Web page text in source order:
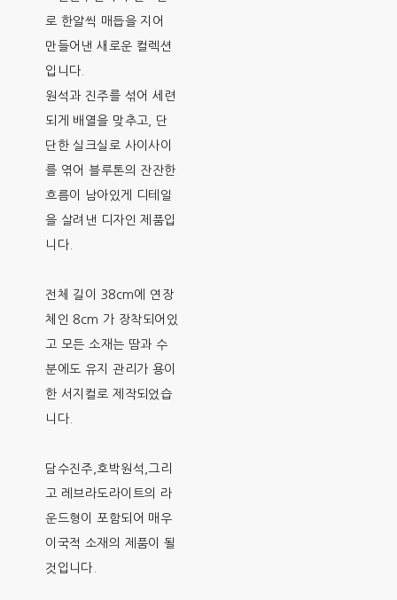
로 한알씩 매듭을 지어
만들어낸 새로운 컬렉션
입니다.
원석과 진주를 섞어 세련
되게 배열을 맞추고, 단
단한 실크실로 사이사이
를 엮어 블루톤의 잔잔한
흐름이 남아있게 디테일
을 살려낸 디자인 제품입
니다.
전체 길이 38cm에 연장
체인 8cm 가 장착되어있
고 모든 소재는 땀과 수
분에도 유지 관리가 용이
한 서지컬로 제작되었습
니다.
담수진주,호박원석,그리
고 레브라도라이트의 라
운드형이 포함되어 매우
이국적 소재의 제품이 될
것입니다.